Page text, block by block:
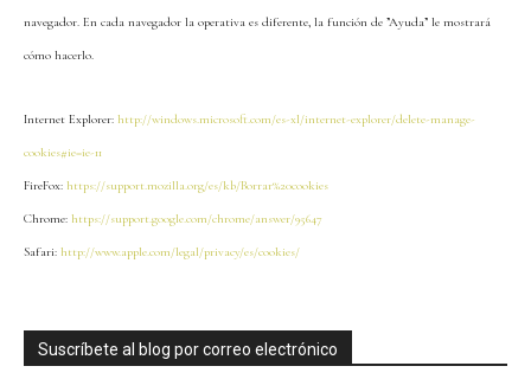
navegador. En cada navegador la operativa es diferente, la función de ”Ayuda” le mostrará
cómo hacerlo.
Internet Explorer: http://windows.microsoft.com/es-xl/internet-explorer/delete-manage-
cookies#ie=ie-11
FireFox: https://support.mozilla.org/es/kb/Borrar%20cookies
Chrome: https://support.google.com/chrome/answer/95647
Safari: http://www.apple.com/legal/privacy/es/cookies/
Suscríbete al blog por correo electrónico